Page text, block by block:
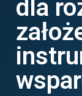
dla